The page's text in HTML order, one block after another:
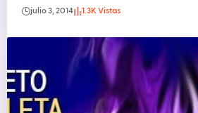
julio 3, 2014 1.3K Vistas